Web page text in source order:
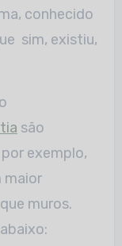
conhecido
sim, existiu,
são
exemplo,
maior
muros.